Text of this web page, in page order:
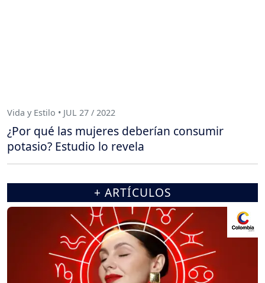
Vida y Estilo • JUL 27 / 2022
¿Por qué las mujeres deberían consumir
potasio? Estudio lo revela
+ ARTÍCULOS